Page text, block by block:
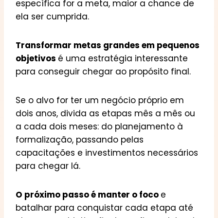
específica for a meta, maior a chance de
ela ser cumprida.
Transformar metas grandes em pequenos
objetivos é uma estratégia interessante
para conseguir chegar ao propósito final.
Se o alvo for ter um negócio próprio em
dois anos, divida as etapas mês a mês ou
a cada dois meses: do planejamento à
formalização, passando pelas
capacitações e investimentos necessários
para chegar lá.
O próximo passo é manter o foco e
batalhar para conquistar cada etapa até